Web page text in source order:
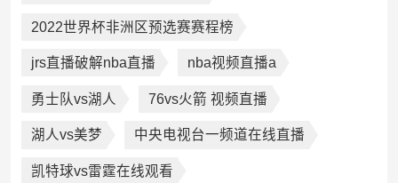
2022世界杯非洲区预选赛赛程榜
jrs直播破解nba直播 nba视频直播a
勇士队vs湖人 76vs火箭 视频直播
湖人vs美梦 中央电视台一频道在线直播
凯特球vs雷霆在线观看